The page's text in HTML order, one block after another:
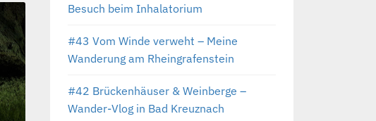
Besuch beim Inhalatorium
#43 Vom Winde verweht – Meine
Wanderung am Rheingrafenstein
#42 Brückenhäuser & Weinberge –
Wander-Vlog in Bad Kreuznach